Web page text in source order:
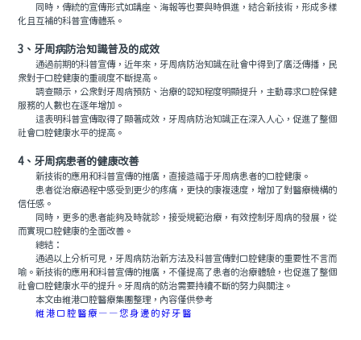
同時，傳統的宣傳形式如講座、海報等也要與時俱進，結合新技術，形成多樣
化且互補的科普宣傳體系。
3、牙周病防治知識普及的成效
通過前期的科普宣傳，近年來，牙周病防治知識在社會中得到了廣泛傳播，民
衆對于口腔健康的重視度不斷提高。
調查顯示，公衆對牙周病預防、治療的認知程度明顯提升，主動尋求口腔保健
服務的人數也在逐年增加。
這表明科普宣傳取得了顯著成效，牙周病防治知識正在深入人心，促進了整個
社會口腔健康水平的提高。
4、牙周病患者的健康改善
新技術的應用和科普宣傳的推廣，直接造福于牙周病患者的口腔健康。
患者從治療過程中感受到更少的疼痛，更快的康複速度，增加了對醫療機構的
信任感。
同時，更多的患者能夠及時就診，接受規範治療，有效控制牙周病的發展，從
而實現口腔健康的全面改善。
總結：
通過以上分析可見，牙周病防治新方法及科普宣傳對口腔健康的重要性不言而
喻。新技術的應用和科普宣傳的推廣，不僅提高了患者的治療體驗，也促進了整個
社會口腔健康水平的提升。牙周病的防治需要持續不斷的努力與關注。
本文由維港口腔醫療集團整理，內容僅供參考
維港口腔醫療——您身邊的好牙醫